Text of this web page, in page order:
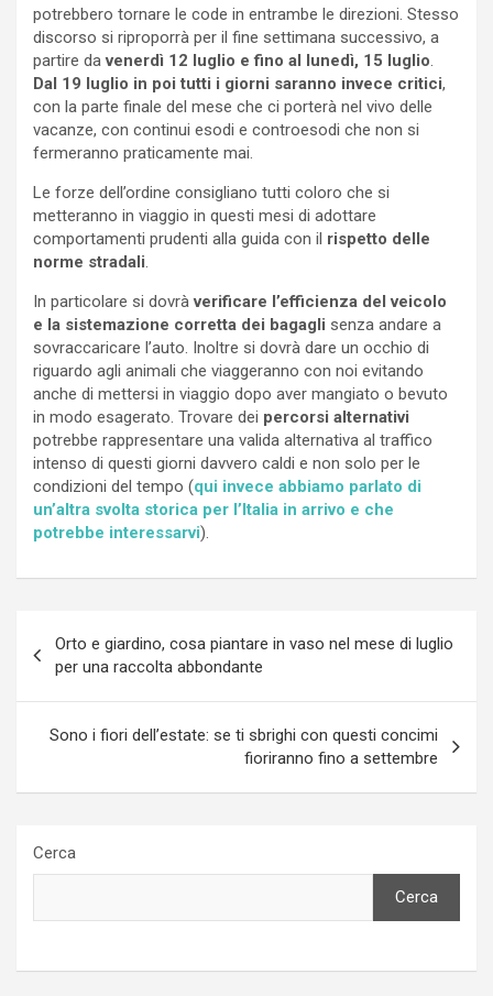
potrebbero tornare le code in entrambe le direzioni. Stesso
discorso si riproporrà per il fine settimana successivo, a
partire davenerdì 12 luglio e fino al lunedì, 15 luglio.
Dal 19 luglio in poi tutti i giorni saranno invece critici,
con la parte finale del mese che ci porterà nel vivo delle
vacanze, con continui esodi e controesodi che non si
fermeranno praticamente mai.
Le forze dell’ordine consigliano tutti coloro che si
metteranno in viaggio in questi mesi di adottare
comportamenti prudenti alla guida con il rispetto delle
norme stradali.
In particolare si dovràverificare l’efficienza del veicolo
e la sistemazione corretta dei bagagli senza andare a
sovraccaricare l’auto. Inoltre si dovrà dare un occhio di
riguardo agli animali che viaggeranno con noi evitando
anche di mettersi in viaggio dopo aver mangiato o bevuto
in modo esagerato. Trovare dei percorsi alternativi
potrebbe rappresentare una valida alternativa al traffico
intenso di questi giorni davvero caldi e non solo per le
condizioni del tempo (qui invece abbiamo parlato di
un’altra svolta storica per l’Italia in arrivo e che
potrebbe interessarvi).
articoli
Orto e giardino, cosa piantare in vaso nel mese di luglio
per una raccolta abbondante
Sono i fiori dell’estate: se ti sbrighi con questi concimi
fioriranno fino a settembre
Cerca
Cerca